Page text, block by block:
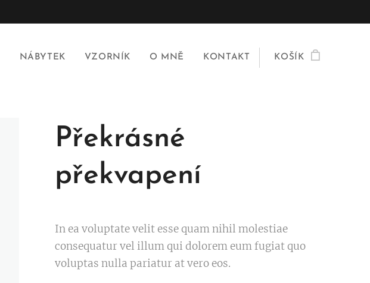
NÁBYTEK VZORNÍK O MNĚ KONTAKT KOŠÍK
Překrásné
překvapení
In ea voluptate velit esse quam nihil molestiae
consequatur vel illum qui dolorem eum fugiat quo
voluptas nulla pariatur at vero eos.